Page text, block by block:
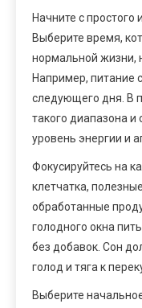
Начните с
Выберите время,
нормальной жизни,
Например, питание
следующего дня. В
такого диапазона и
уровень энергии и
Фокусируйтесь на
клетчатка,
обработанные
голодного окна
без добавок. Сон
голод и тяга к
Выберите